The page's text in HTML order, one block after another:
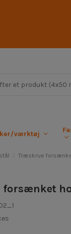
værktøj
Træskrue
forsænket